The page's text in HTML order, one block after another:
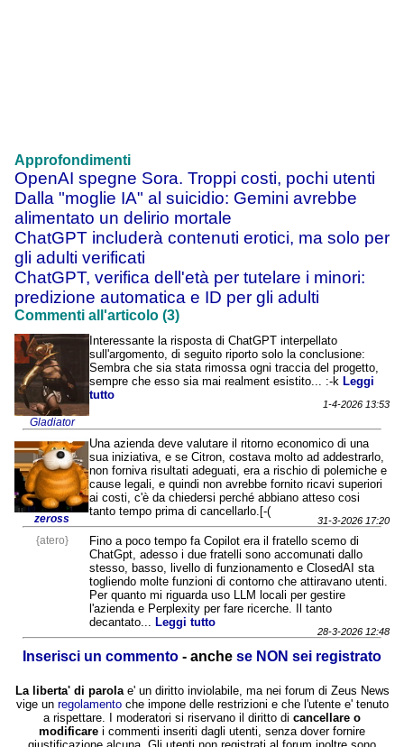
Approfondimenti
OpenAI spegne Sora. Troppi costi, pochi utenti
Dalla "moglie IA" al suicidio: Gemini avrebbe
alimentato un delirio mortale
ChatGPT includerà contenuti erotici, ma solo per
gli adulti verificati
ChatGPT, verifica dell'età per tutelare i minori:
predizione automatica e ID per gli adulti
Commenti all'articolo (3)
Gladiator
Interessante la risposta di ChatGPT interpellato
sull'argomento, di seguito riporto solo la conclusione:
Sembra che sia stata rimossa ogni traccia del progetto,
sempre che esso sia mai realment esistito... :-k Leggi
tutto
1-4-2026 13:53
zeross
Una azienda deve valutare il ritorno economico di una
sua iniziativa, e se Citron, costava molto ad addestrarlo,
non forniva risultati adeguati, era a rischio di polemiche e
cause legali, e quindi non avrebbe fornito ricavi superiori
ai costi, c'è da chiedersi perché abbiano atteso cosi
tanto tempo prima di cancellarlo.[-(
31-3-2026 17:20
{atero}
Fino a poco tempo fa Copilot era il fratello scemo di
ChatGpt, adesso i due fratelli sono accomunati dallo
stesso, basso, livello di funzionamento e ClosedAI sta
togliendo molte funzioni di contorno che attiravano utenti.
Per quanto mi riguarda uso LLM locali per gestire
l'azienda e Perplexity per fare ricerche. Il tanto
decantato... Leggi tutto
28-3-2026 12:48
Inserisci un commento - anche se NON sei registrato
La liberta' di parolae' un diritto inviolabile, ma nei forum di Zeus News
vige un regolamentoche impone delle restrizioni e che l'utente e' tenuto
a rispettare. I moderatori si riservano il diritto di cancellare o
modificare i commenti inseriti dagli utenti, senza dover fornire